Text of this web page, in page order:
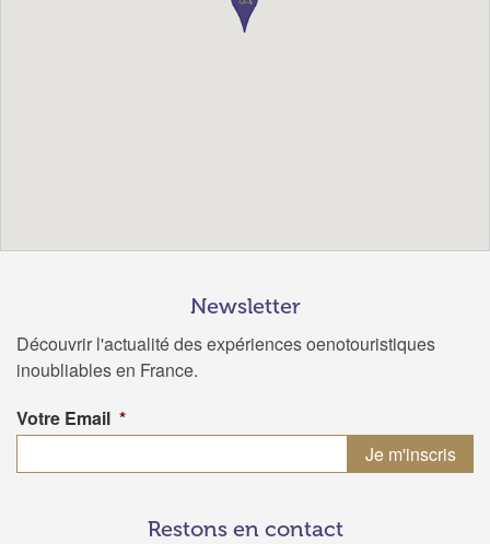
Newsletter
Découvrir l'actualité des expériences oenotouristiques
inoubliables en France.
Votre Email *
Restons en contact